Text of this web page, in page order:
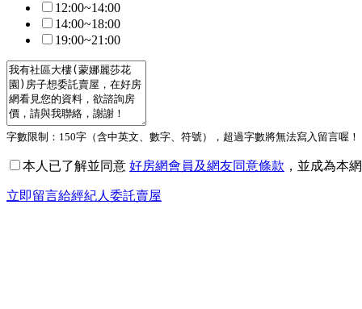
12:00~14:00
14:00~18:00
19:00~21:00
字數限制：150字（含中英文、數字、符號），超過字數將無法寫入留言喔！
本人已了解並同意 好房網會員及網友同意條款 ，並成為本
立即留言給經紀人委託賣屋